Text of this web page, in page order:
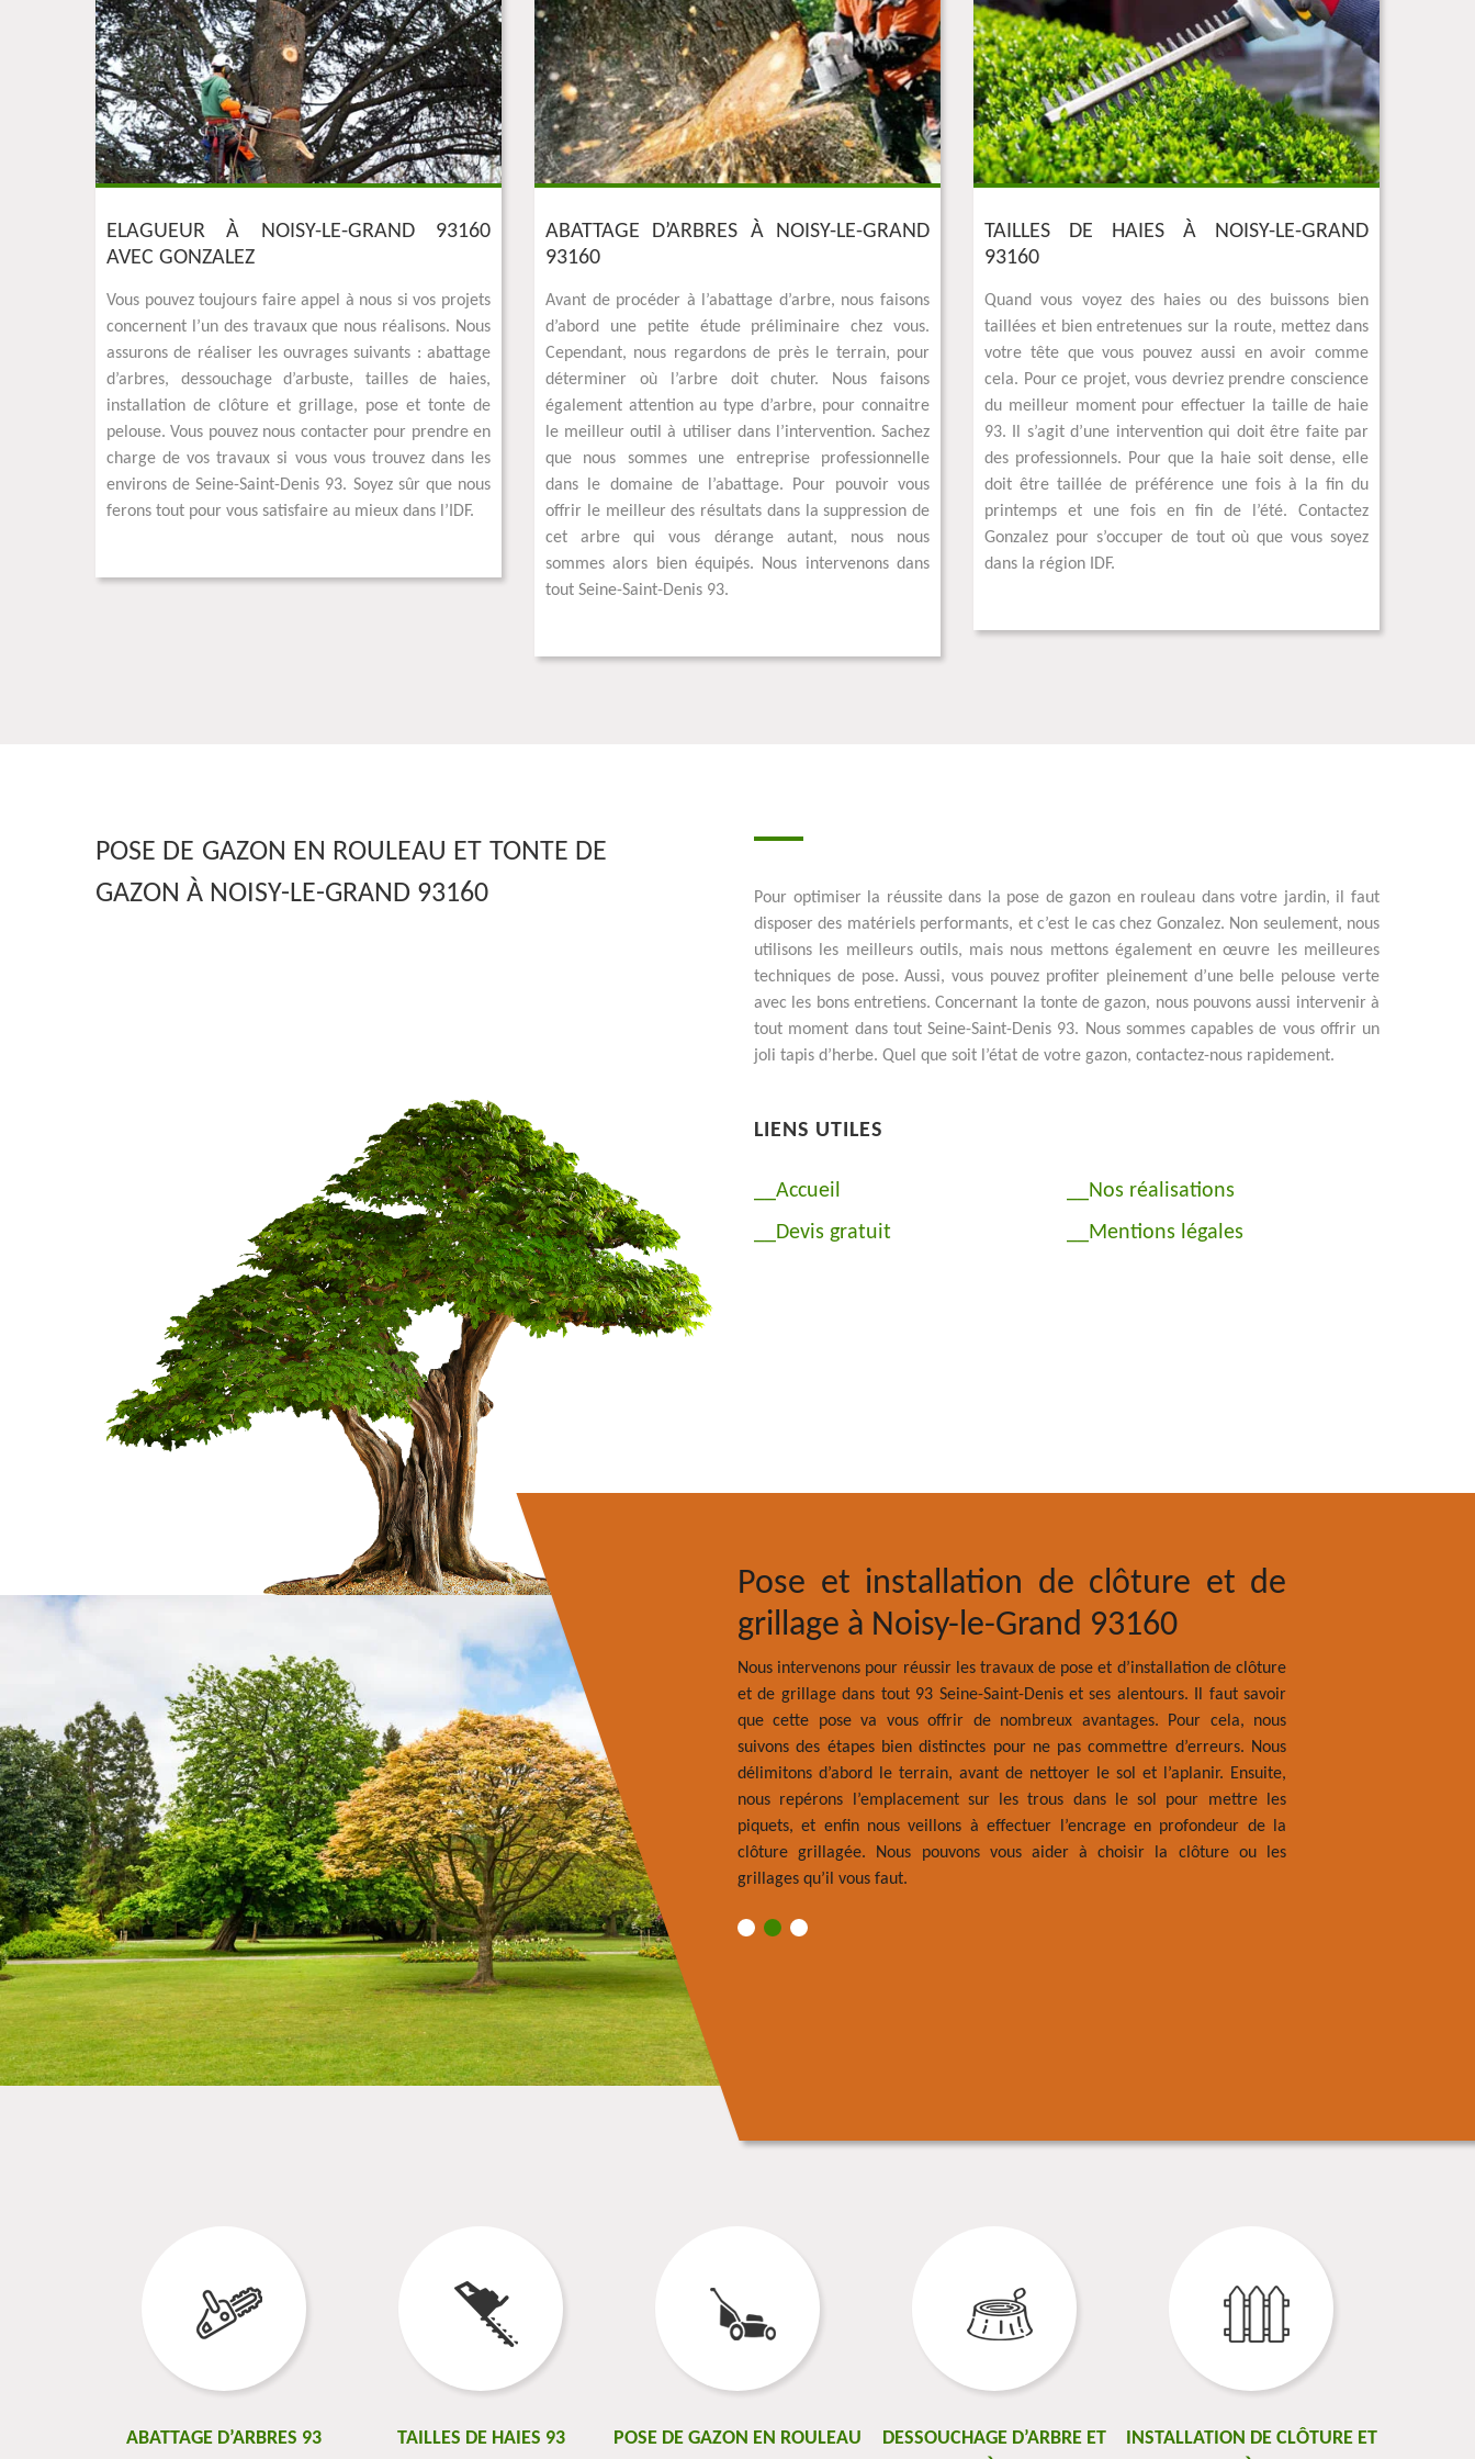
ELAGUEUR À NOISY-LE-GRAND 93160
AVEC GONZALEZ
Vous pouvez toujours faire appel à nous si vos projets
concernent l’un des travaux que nous réalisons. Nous
assurons de réaliser les ouvrages suivants : abattage
d’arbres, dessouchage d’arbuste, tailles de haies,
installation de clôture et grillage, pose et tonte de
pelouse. Vous pouvez nous contacter pour prendre en
charge de vos travaux si vous vous trouvez dans les
environs de Seine-Saint-Denis 93. Soyez sûr que nous
ferons tout pour vous satisfaire au mieux dans l’IDF.
ABATTAGE D’ARBRES À NOISY-LE-GRAND
93160
Avant de procéder à l’abattage d’arbre, nous faisons
d’abord une petite étude préliminaire chez vous.
Cependant, nous regardons de près le terrain, pour
déterminer où l’arbre doit chuter. Nous faisons
également attention au type d’arbre, pour connaitre
le meilleur outil à utiliser dans l’intervention. Sachez
que nous sommes une entreprise professionnelle
dans le domaine de l’abattage. Pour pouvoir vous
offrir le meilleur des résultats dans la suppression de
cet arbre qui vous dérange autant, nous nous
sommes alors bien équipés. Nous intervenons dans
tout Seine-Saint-Denis 93.
TAILLES DE HAIES À NOISY-LE-GRAND
93160
Quand vous voyez des haies ou des buissons bien
taillées et bien entretenues sur la route, mettez dans
votre tête que vous pouvez aussi en avoir comme
cela. Pour ce projet, vous devriez prendre conscience
du meilleur moment pour effectuer la taille de haie
93. Il s’agit d’une intervention qui doit être faite par
des professionnels. Pour que la haie soit dense, elle
doit être taillée de préférence une fois à la fin du
printemps et une fois en fin de l’été. Contactez
Gonzalez pour s’occuper de tout où que vous soyez
dans la région IDF.
POSE DE GAZON EN ROULEAU ET TONTE DE
GAZON À NOISY-LE-GRAND 93160
Pour optimiser la réussite dans la pose de gazon en rouleau dans votre jardin, il faut
disposer des matériels performants, et c’est le cas chez Gonzalez. Non seulement, nous
utilisons les meilleurs outils, mais nous mettons également en œuvre les meilleures
techniques de pose. Aussi, vous pouvez profiter pleinement d’une belle pelouse verte
avec les bons entretiens. Concernant la tonte de gazon, nous pouvons aussi intervenir à
tout moment dans tout Seine-Saint-Denis 93. Nous sommes capables de vous offrir un
joli tapis d’herbe. Quel que soit l’état de votre gazon, contactez-nous rapidement.
LIENS UTILES
__Accueil
__Devis gratuit
__Nos réalisations
__Mentions légales
votre demande de devis
vous habitiez dans le
le devis qu’il vous
Dessouchage d'arbre et d'arbuste à
Noisy-le-Grand 93160
Il faut passer au dessouchage d’arbre et d’arbuste où que vous soyez dans la
région IDF du département Seine-Saint-Denis, parce que les souches sont un
obstacle à divers travaux : construction, agriculture ou élevage. Quand ils
restent trop longtemps sur une place, ils pourrissent et deviennent un foyer
d’infection, ce qui va rendre malade les végétaux qui se trouvent aux
alentours. Nous éliminons votre souche d’arbre ou d’arbuste quel que soit le
diamètre laissé par le tronc et ce jusque sous la terre. Se débarrasser d’une
souche est simple, car notre méthode permet un travail rapide et surtout
efficace.
Pose et installation de clôture et de
grillage à Noisy-le-Grand 93160
Nous intervenons pour réussir les travaux de pose et d’installation de clôture
et de grillage dans tout 93 Seine-Saint-Denis et ses alentours. Il faut savoir
que cette pose va vous offrir de nombreux avantages. Pour cela, nous
suivons des étapes bien distinctes pour ne pas commettre d’erreurs. Nous
délimitons d’abord le terrain, avant de nettoyer le sol et l’aplanir. Ensuite,
nous repérons l’emplacement sur les trous dans le sol pour mettre les
piquets, et enfin nous veillons à effectuer l’encrage en profondeur de la
clôture grillagée. Nous pouvons vous aider à choisir la clôture ou les
grillages qu’il vous faut.
ABATTAGE D’ARBRES 93 TAILLES DE HAIES 93
POSE DE GAZON EN ROULEAU
DESSOUCHAGE D’ARBRE ET
INSTALLATION DE CLÔTURE ET